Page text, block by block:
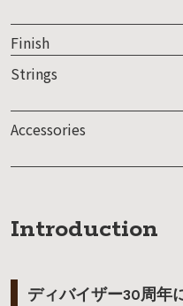
Finish
Strings
Accessories
Introduction
ディバイザー30周年